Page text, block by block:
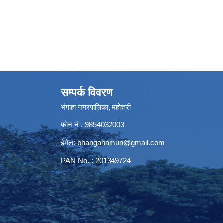
सम्पर्क विवरण
भंगाहा नगरपालिका, महोत्तरी
फोन नं . 9854032003
ईमेल:bhangahamun@gmail.com
PAN No. : 201349724